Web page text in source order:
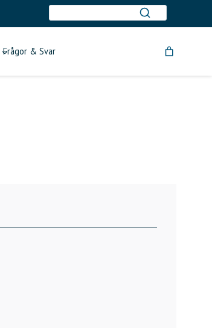
Frågor & Svar